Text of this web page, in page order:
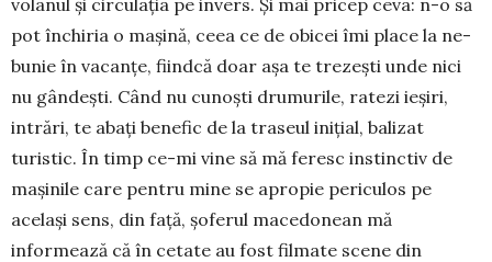
pot în­chiria o mașină, ceea ce de obicei îmi place la ne­
bunie în vacanțe, fiindcă doar așa te trezești unde nici
nu gândești. Când nu cunoști drumurile, ratezi ieșiri,
intrări, te abați benefic de la traseul inițial, balizat
turistic. În timp ce-mi vine să mă feresc instinctiv de
mașinile care pentru mine se apropie peri­culos pe
același sens, din față, șoferul mace­donean mă
informează că în cetate au fost filmate scene din